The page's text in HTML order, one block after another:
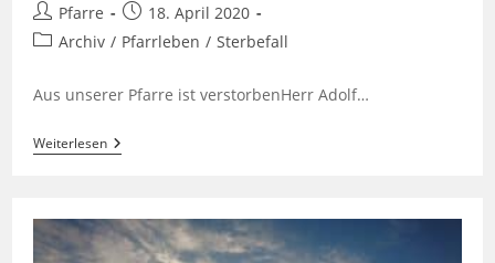
Beitrags-
Autor:
Pfarre
Beitrag
veröffentlicht:
18. April 2020
Beitrags-
Archiv / Pfarrleben / Sterbefall
Aus unserer Pfarre ist verstorbenHerr Adolf…
WeiterlesenWir
Trauern
Rädler